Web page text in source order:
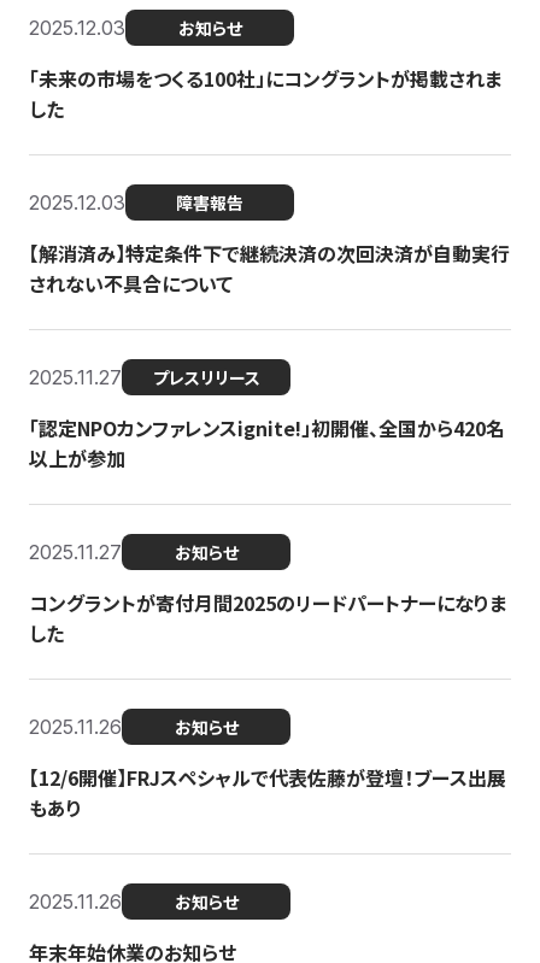
2025.12.03 お知らせ
「未来の市場をつくる100社」にコングラントが掲載されま
した
2025.12.03 障害報告
【解消済み】特定条件下で継続決済の次回決済が自動実行
されない不具合について
2025.11.27 プレスリリース
「認定NPOカンファレンスignite!」初開催、全国から420名
以上が参加
2025.11.27 お知らせ
コングラントが寄付月間2025のリードパートナーになりま
した
2025.11.26 お知らせ
【12/6開催】FRJスペシャルで代表佐藤が登壇！ブース出展
もあり
2025.11.26 お知らせ
年末年始休業のお知らせ